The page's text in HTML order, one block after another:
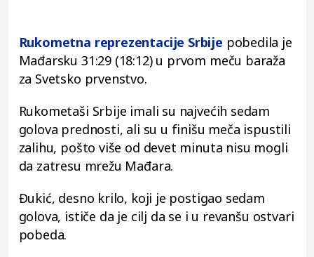
Rukometna reprezentacije Srbije pobedila je
Mađarsku 31:29 (18:12) u prvom meču baraža
za Svetsko prvenstvo.
Rukometaši Srbije imali su najvećih sedam
golova prednosti, ali su u finišu meča ispustili
zalihu, pošto više od devet minuta nisu mogli
da zatresu mrežu Mađara.
Đukić, desno krilo, koji je postigao sedam
golova, ističe da je cilj da se i u revanšu ostvari
pobeda.